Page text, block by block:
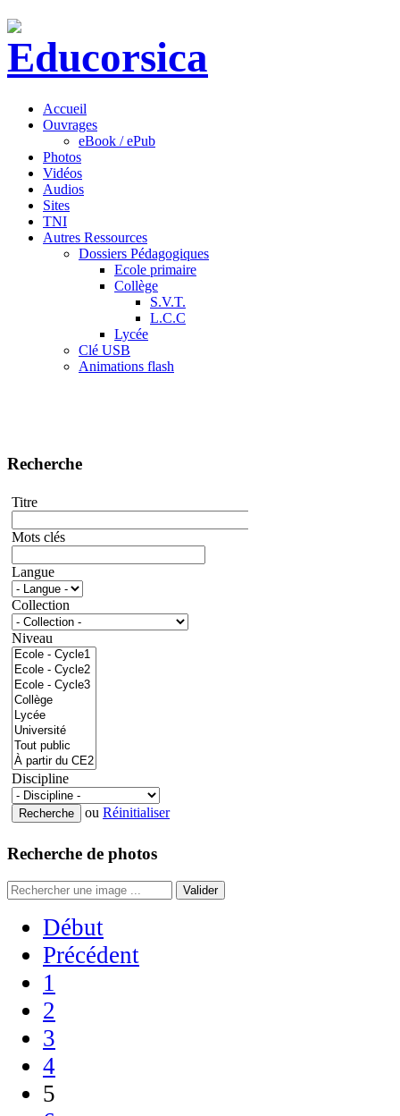
Accueil
Ouvrages
eBook / ePub
Photos
Vidéos
Audios
Sites
TNI
Autres Ressources
Dossiers Pédagogiques
Ecole primaire
Collège
S.V.T.
L.C.C
Lycée
Clé USB
Animations flash
Recherche
Titre
Mots clés
Langue
Collection
Niveau
Discipline
ou Réinitialiser
Recherche de photos
Valider
Début
Précédent
1
2
3
4
5